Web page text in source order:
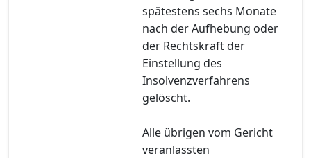
spätestens sechs Monate
nach der Aufhebung oder
der Rechtskraft der
Einstellung des
Insolvenzverfahrens
gelöscht.
Alle übrigen vom Gericht
veranlassten